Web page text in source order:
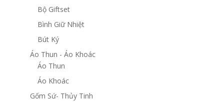
Bộ Giftset
Bình Giữ Nhiệt
Bút Ký
Áo Thun - Áo Khoác
Áo Thun
Áo Khoác
Gốm Sứ- Thủy Tinh